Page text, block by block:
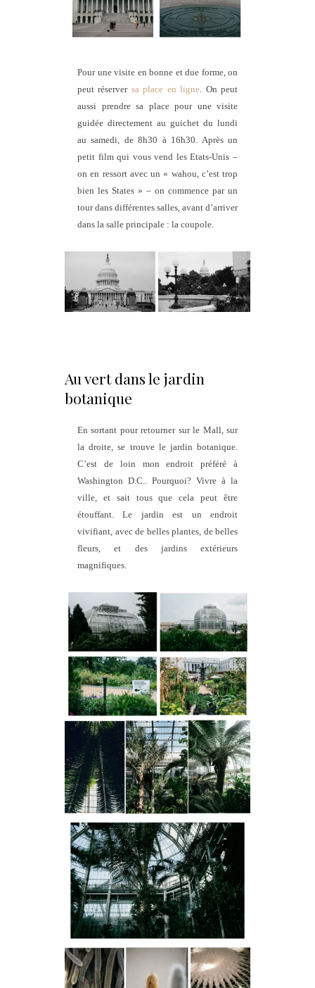
Pour une visite en bonne et due forme, on
peut réserver sa place en ligne . On peut
aussi prendre sa place pour une visite
guidée directement au guichet du lundi
au samedi, de 8h30 à 16h30. Après un
petit film qui vous vend les Etats-Unis –
on en ressort avec un « wahou, c’est trop
bien les States » – on commence par un
tour dans différentes salles, avant d’arriver
dans la salle principale : la coupole.
Au vert dans le jardin
botanique
En sortant pour retourner sur le Mall, sur
la droite, se trouve le jardin botanique.
C’est de loin mon endroit préféré à
Washington D.C.. Pourquoi? Vivre à la
ville, et sait tous que cela peut être
étouffant. Le jardin est un endroit
vivifiant, avec de belles plantes, de belles
fleurs, et des jardins extérieurs
magnifiques.